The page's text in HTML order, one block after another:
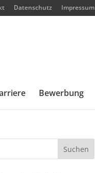
Datenschutz Impressum
Bewerbung